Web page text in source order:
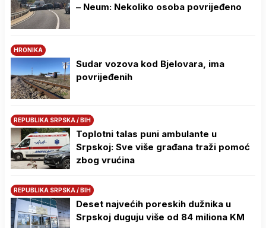
– Neum: Nekoliko osoba povrijeđeno
HRONIKA
Sudar vozova kod Bjelovara, ima
povrijeđenih
REPUBLIKA SRPSKA / BIH
Toplotni talas puni ambulante u
Srpskoj: Sve više građana traži pomoć
zbog vrućina
REPUBLIKA SRPSKA / BIH
Deset najvećih poreskih dužnika u
Srpskoj duguju više od 84 miliona KM